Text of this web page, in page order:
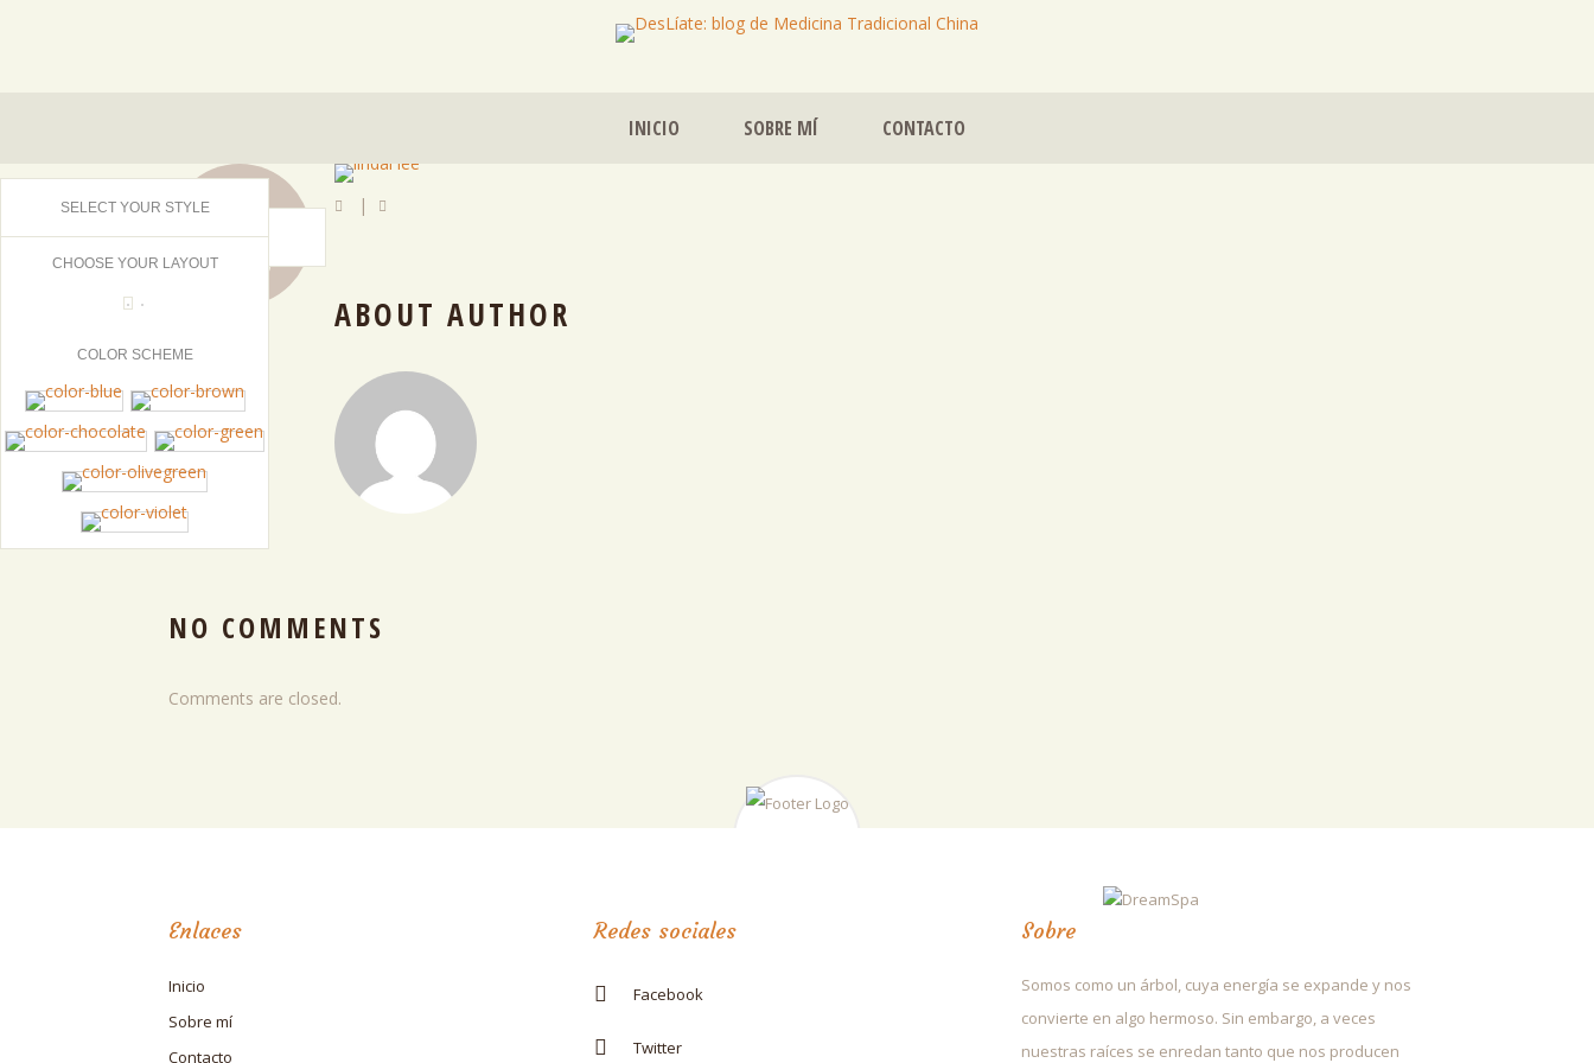
SELECT YOUR STYLE
CHOOSE YOUR LAYOUT
COLOR SCHEME
INICIO SOBRE MÍ CONTACTO
MAY
2016
|
ABOUT AUTHOR
NO COMMENTS
Comments are closed.
Enlaces
Inicio
Sobre mí
Contacto
Redes sociales
Facebook
Twitter
Sobre
Somos como un árbol, cuya energía se expande y nos
convierte en algo hermoso. Sin embargo, a veces
nuestras raíces se enredan tanto que nos producen